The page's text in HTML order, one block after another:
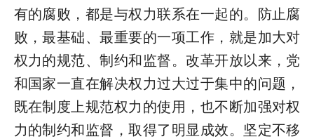
有的腐败，都是与权力联系在一起的。防止腐
败，最基础、最重要的一项工作，就是加大对
权力的规范、制约和监督。改革开放以来，党
和国家一直在解决权力过大过于集中的问题，
既在制度上规范权力的使用，也不断加强对权
力的制约和监督，取得了明显成效。坚定不移